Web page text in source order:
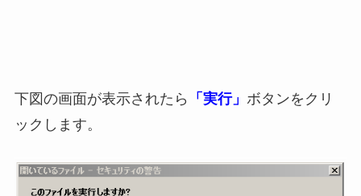
下図の画面が表示されたら 「実行」 ボタンをクリ
ックします。